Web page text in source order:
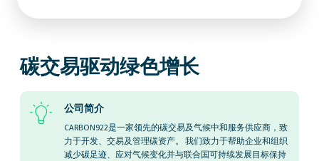
碳交易驱动绿色增长
公司简介
CARBON922是一家领先的碳交易及气候中和服务供应商，致
力于开发、交易及管理碳资产。 我们致力于帮助企业和组织
减少碳足迹、应对气候变化并与联合国可持续发展目标保持